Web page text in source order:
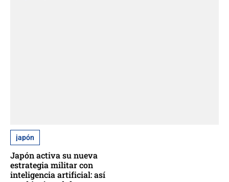
japón
Japón activa su nueva
estrategia militar con
inteligencia artificial: así